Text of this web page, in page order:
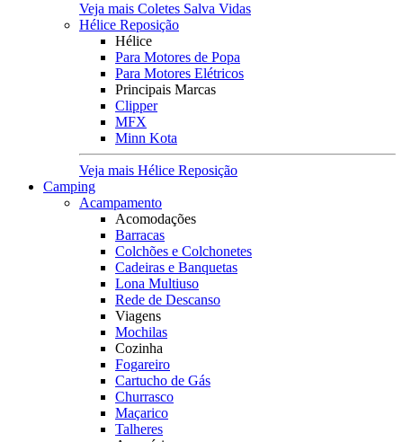
Veja mais Coletes Salva Vidas
Hélice Reposição
Hélice
Para Motores de Popa
Para Motores Elétricos
Principais Marcas
Clipper
MFX
Minn Kota
Veja mais Hélice Reposição
Camping
Acampamento
Acomodações
Barracas
Colchões e Colchonetes
Cadeiras e Banquetas
Lona Multiuso
Rede de Descanso
Viagens
Mochilas
Cozinha
Fogareiro
Cartucho de Gás
Churrasco
Maçarico
Talheres